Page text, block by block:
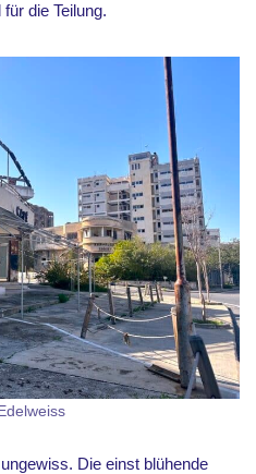
die Teilung.
Die einst blühende